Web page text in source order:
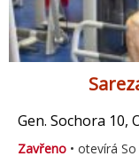
Gen. Sochora 10,
Zavřeno • otevírá